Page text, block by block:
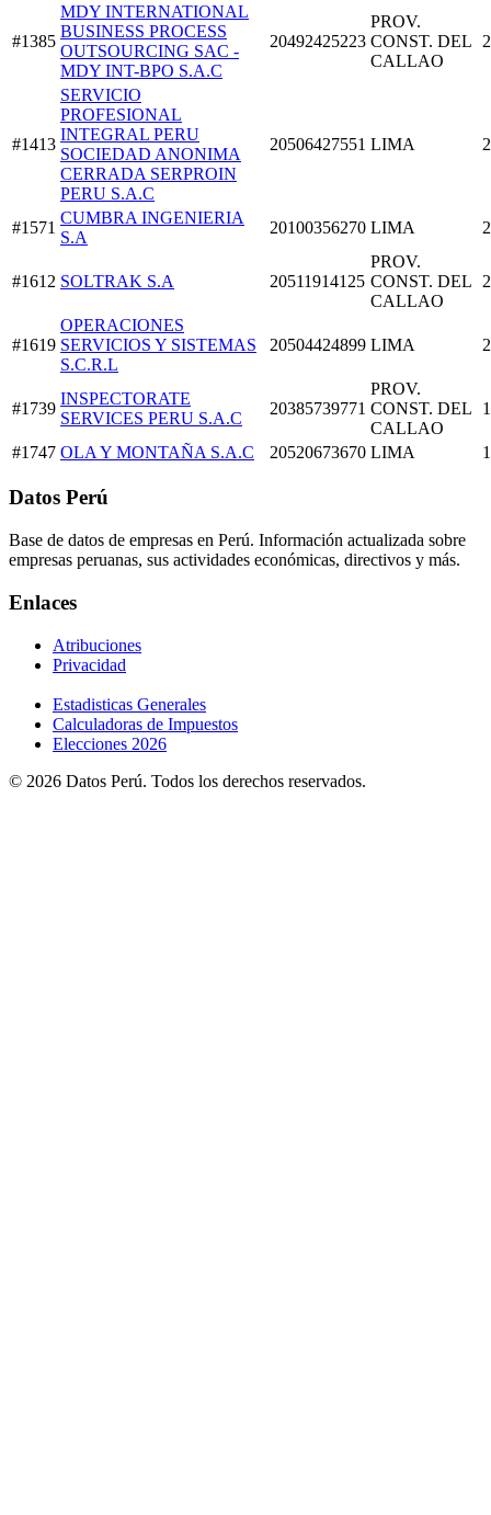
#1385
MDY INTERNATIONAL
BUSINESS PROCESS
OUTSOURCING SAC -
MDY INT-BPO S.A.C
20492425223
PROV.
CONST. DEL
CALLAO
#1413
SERVICIO
PROFESIONAL
INTEGRAL PERU
SOCIEDAD ANONIMA
CERRADA SERPROIN
PERU S.A.C
20506427551 LIMA
#1571
CUMBRA INGENIERIA
S.A
20100356270 LIMA
#1612 SOLTRAK S.A 20511914125
PROV.
CONST. DEL
CALLAO
#1619
OPERACIONES
SERVICIOS Y SISTEMAS
S.C.R.L
20504424899 LIMA
#1739
INSPECTORATE
SERVICES PERU S.A.C
20385739771
PROV.
CONST. DEL
CALLAO
#1747 OLA Y MONTAÑA S.A.C 20520673670 LIMA
Datos Perú
Base de datos de empresas en Perú. Información actualizada sobre
empresas peruanas, sus actividades económicas, directivos y más.
Enlaces
Atribuciones
Privacidad
Estadisticas Generales
Calculadoras de Impuestos
Elecciones 2026
© 2026 Datos Perú. Todos los derechos reservados.